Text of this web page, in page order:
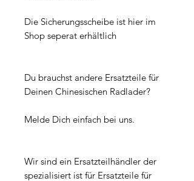
Die Sicherungsscheibe ist hier im
Shop seperat erhältlich
Du brauchst andere Ersatzteile für
Deinen Chinesischen Radlader?
Melde Dich einfach bei uns.
Wir sind ein Ersatzteilhändler der
spezialisiert ist für Ersatzteile für